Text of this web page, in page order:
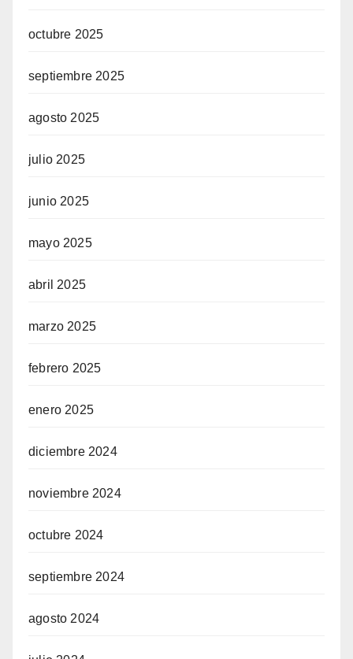
octubre 2025
septiembre 2025
agosto 2025
julio 2025
junio 2025
mayo 2025
abril 2025
marzo 2025
febrero 2025
enero 2025
diciembre 2024
noviembre 2024
octubre 2024
septiembre 2024
agosto 2024